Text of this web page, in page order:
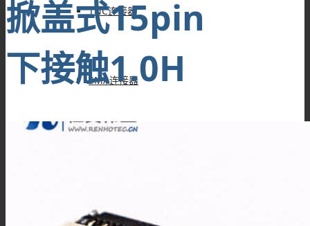
TNC连接器
SMA连接器
F型连接器
掀盖式15pin
下接触1.0H